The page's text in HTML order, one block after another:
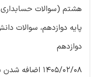
هشتم (سوالات
پایه دوازدهم، سوالات
دوازدهم
1405/02/08